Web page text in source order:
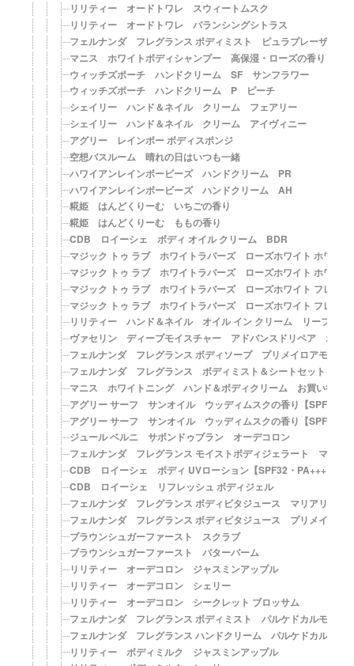
リリティー オードトワレ スウィートムスク
リリティー オードトワレ バランシングシトラス
フェルナンダ フレグランス ボディミスト ピュラプレーザ
マニス ホワイトボディシャンプー 高保湿・ローズの香り
ウィッチズポーチ ハンドクリーム SF サンフラワー
ウィッチズポーチ ハンドクリーム P ピーチ
シェイリー ハンド＆ネイル クリーム フェアリー
シェイリー ハンド＆ネイル クリーム アイヴィニー
アグリー レインボー ボディスポンジ
空想バスルーム 晴れの日はいつも一緒
ハワイアンレインボービーズ ハンドクリーム PR
ハワイアンレインボービーズ ハンドクリーム AH
糀姫 はんどくりーむ いちごの香り
糀姫 はんどくりーむ ももの香り
CDB ロイーシェ ボディ オイル クリーム BDR
マジック トゥ ラブ ホワイトラバーズ ローズホワイト ホワイ
マジック トゥ ラブ ホワイトラバーズ ローズホワイト ホワイ
マジック トゥ ラブ ホワイトラバーズ ローズホワイト フレグ
マジック トゥ ラブ ホワイトラバーズ ローズホワイト フレグ
リリティー ハンド＆ネイル オイル イン クリーム リーフ
ヴァセリン ディープモイスチャー アドバンスドリペア ボデ
フェルナンダ フレグランス ボディソープ プリメイロアモール
フェルナンダ フレグランス ボディミスト＆シートセット マ
マニス ホワイトニング ハンド＆ボディクリーム お買い得セ
アグリー サーフ サンオイル ウッディムスクの香り【SPF2】
アグリー サーフ サンオイル ウッディムスクの香り【SPF4】
ジュール ベルニ サボンドゥブラン オーデコロン
フェルナンダ フレグランス モイストボディジェラート マリア
CDB ロイーシェ ボディ UVローション【SPF32・PA+++】
CDB ロイーシェ リフレッシュ ボディジェル
フェルナンダ フレグランス ボディビタジュース マリアリゲル
フェルナンダ フレグランス ボディビタジュース プリメイロア
ブラウンシュガーファースト スクラブ
ブラウンシュガーファースト バターバーム
リリティー オーデコロン ジャスミンアップル
リリティー オーデコロン シェリー
リリティー オーデコロン シークレット ブロッサム
フェルナンダ フレグランス ボディミスト パルケドカルモ
フェルナンダ フレグランス ハンドクリーム パルケドカルモ
リリティー ボディミルク ジャスミンアップル